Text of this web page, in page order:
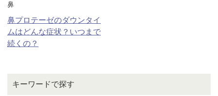
キーワードで探す
鼻
鼻プロテーゼのダウンタイ
ムはどんな症状？いつまで
続くの？